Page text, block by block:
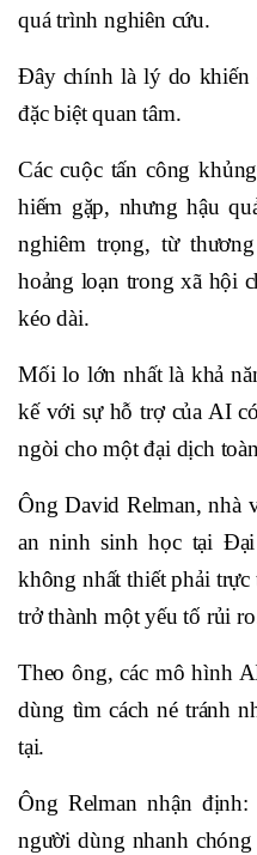
quá trình nghiên cứu.
Đây chính là lý do khiến
đặc biệt quan tâm.
Các cuộc tấn công
hiếm gặp, nhưng hậu
nghiêm trọng, từ
hoảng loạn trong xã hội
kéo dài.
Mối lo lớn nhất là khả
kế với sự hỗ trợ của AI
ngòi cho một đại dịch
Ông David Relman, nhà
an ninh sinh học tại
không nhất thiết phải
trở thành một yếu tố rủi
Theo ông, các mô hình
dùng tìm cách né tránh
tại.
Ông Relman nhận
người dùng nhanh